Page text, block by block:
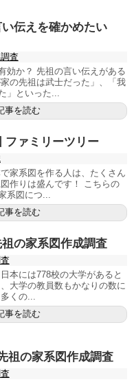
伝えを確かめたい
査
効か？ 先祖の言い伝えがある
の先祖は武士だった」、「我
」といった...
事を読む
ファミリーツリー
家系図を作る人は、たくさん
作りは盛んです！ こちらの
系図につ...
事を読む
の家系図作成調査
本には778校の大学があると
大学の教員数もかなりの数に
くの...
事を読む
祖の家系図作成調査